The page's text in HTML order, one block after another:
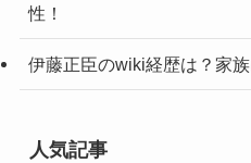
性！
伊藤正臣のwiki経歴は？家
人気記事